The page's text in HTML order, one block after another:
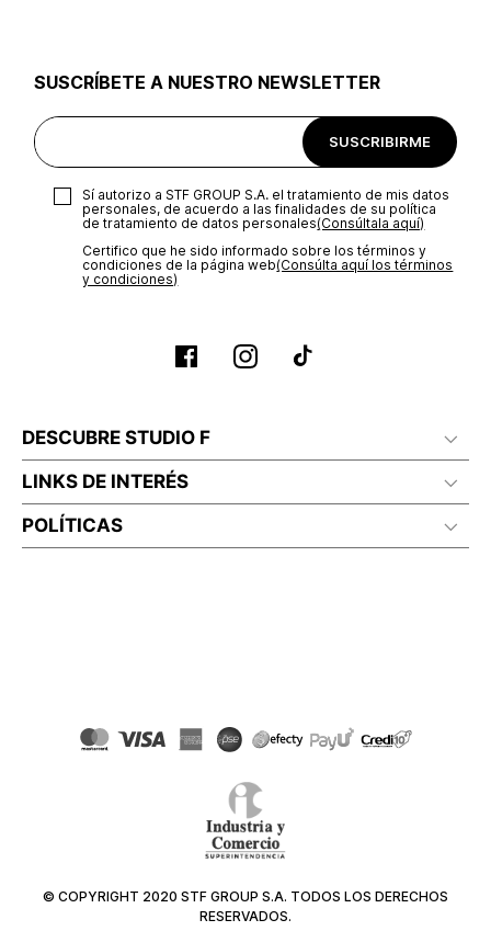
SUSCRÍBETE A NUESTRO NEWSLETTER
SUSCRIBIRME
Sí autorizo a STF GROUP S.A. el tratamiento de mis datos
personales, de acuerdo a las finalidades de su política
de tratamiento de datos personales‎(Consúltala aquí)
Certifico que he sido informado sobre los términos y
condiciones de la página web‎(Consúlta aquí los términos
y condiciones)
DESCUBRE STUDIO F
LINKS DE INTERÉS
POLÍTICAS
© COPYRIGHT 2020 STF GROUP S.A. TODOS LOS DERECHOS
RESERVADOS.